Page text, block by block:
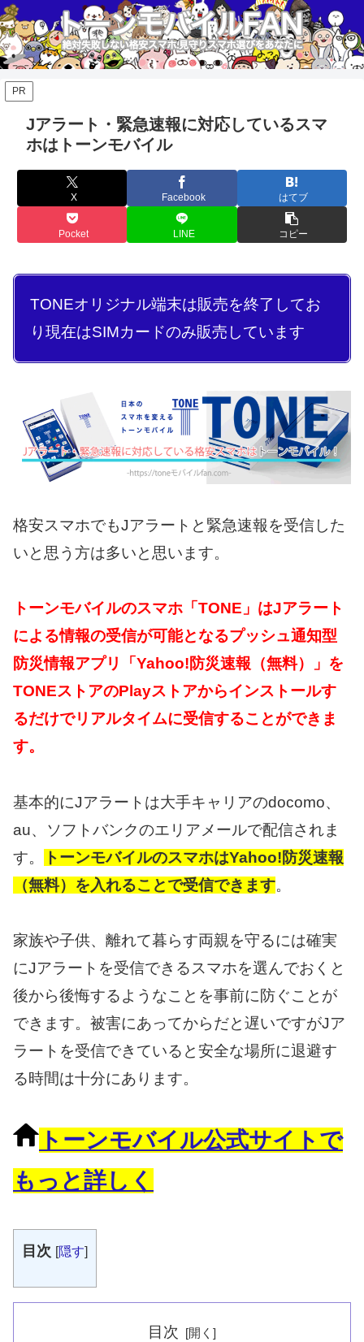
PR
Jアラート・緊急速報に対応しているスマ
ホはトーンモバイル
X Facebook はてブ
Pocket LINE コピー
TONEオリジナル端末は販売を終了してお
り現在はSIMカードのみ販売しています
格安スマホでもJアラートと緊急速報を受信した
いと思う方は多いと思います。
トーンモバイルのスマホ「TONE」はJアラート
による情報の受信が可能となるプッシュ通知型
防災情報アプリ「Yahoo!防災速報（無料）」を
TONEストアのPlayストアからインストールす
るだけでリアルタイムに受信することができま
す。
基本的にJアラートは大手キャリアのdocomo、
au、ソフトバンクのエリアメールで配信されま
す。
トーンモバイルのスマホはYahoo!防災速報
（無料）を入れることで受信できます。
家族や子供、離れて暮らす両親を守るには確実
にJアラートを受信できるスマホを選んでおくと
後から後悔するようなことを事前に防ぐことが
できます。被害にあってからだと遅いですがJア
ラートを受信できていると安全な場所に退避す
る時間は十分にあります。
トーンモバイル公式サイトで
もっと詳しく
目次 [隠す]
目次